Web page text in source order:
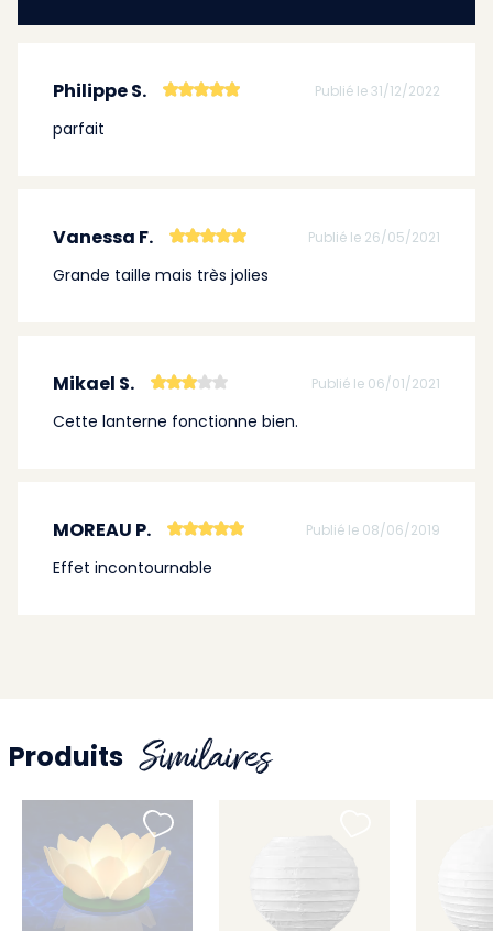
Philippe S. Publié le 31/12/2022
parfait
Vanessa F. Publié le 26/05/2021
Grande taille mais très jolies
Mikael S. Publié le 06/01/2021
Cette lanterne fonctionne bien.
MOREAU P. Publié le 08/06/2019
Effet incontournable
Produits Similaires